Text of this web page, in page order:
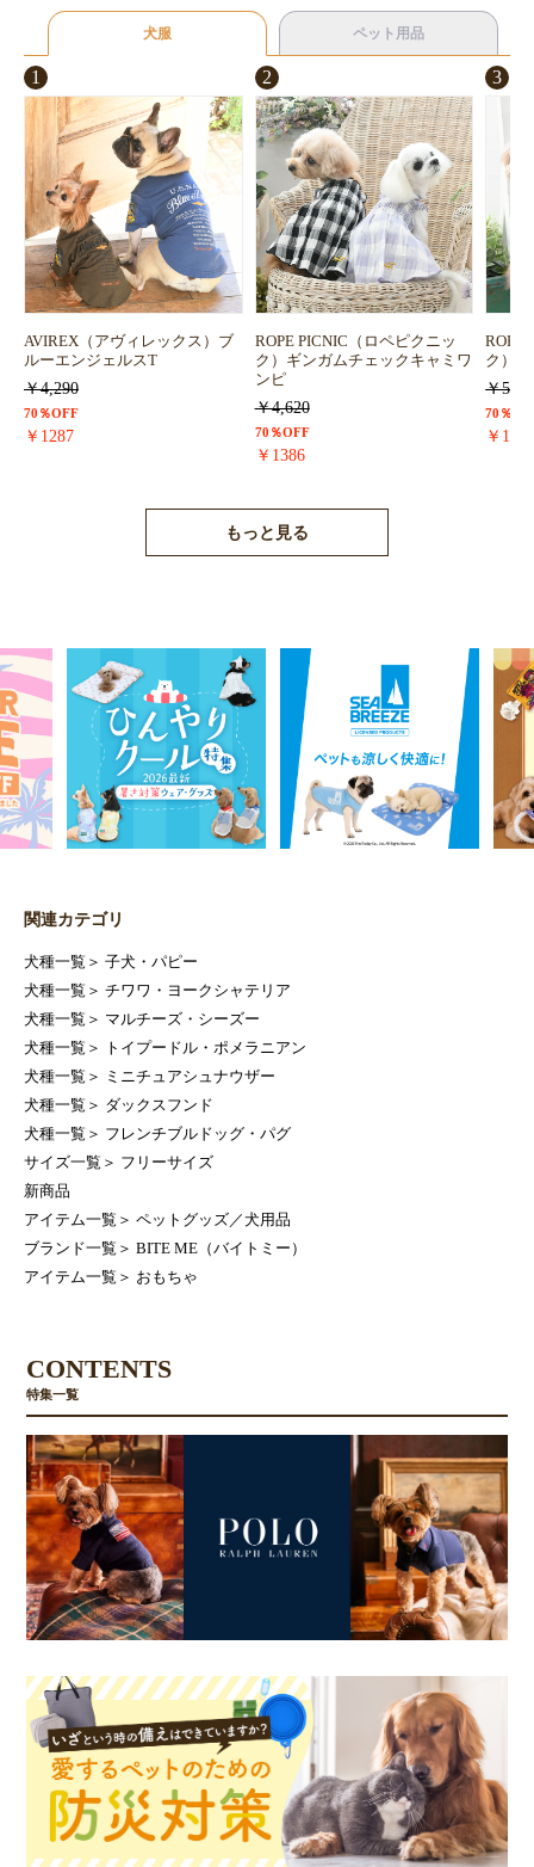
お買い物を続ける カートへ進む
犬服 ペット用品
1
AVIREX（アヴィレックス）ブ
ルーエンジェルスT
￥4,290
70％OFF
￥1287
2
ROPE PICNIC（ロペピクニッ
ク）ギンガムチェックキャミワ
ンピ
￥4,620
70％OFF
￥1386
3
ROPE
ク）
￥
70％
￥
もっと見る
関連カテゴリ
犬種一覧 ＞ 子犬・パピー
犬種一覧 ＞ チワワ・ヨークシャテリア
犬種一覧 ＞ マルチーズ・シーズー
犬種一覧 ＞
トイプードル・ポメラニアン
犬種一覧 ＞
ミニチュアシュナウザー
犬種一覧 ＞ ダックスフンド
犬種一覧 ＞ フレンチブルドッグ・パグ
サイズ一覧 ＞ フリーサイズ
新商品
アイテム一覧 ＞ ペットグッズ／犬用品
ブランド一覧 ＞ BITE ME（バイトミー）
アイテム一覧 ＞ おもちゃ
CONTENTS
特集一覧